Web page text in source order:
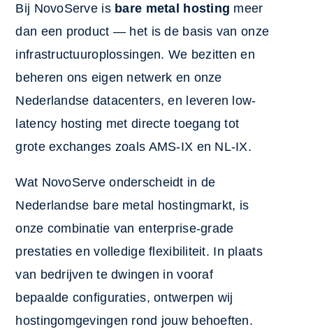
Bij NovoServe is bare metal hosting meer
dan een product — het is de basis van onze
infrastructuuroplossingen. We bezitten en
beheren ons eigen netwerk en onze
Nederlandse datacenters, en leveren low-
latency hosting met directe toegang tot
grote exchanges zoals AMS-IX en NL-IX.
Wat NovoServe onderscheidt in de
Nederlandse bare metal hostingmarkt, is
onze combinatie van enterprise-grade
prestaties en volledige flexibiliteit. In plaats
van bedrijven te dwingen in vooraf
bepaalde configuraties, ontwerpen wij
hostingomgevingen rond jouw behoeften.